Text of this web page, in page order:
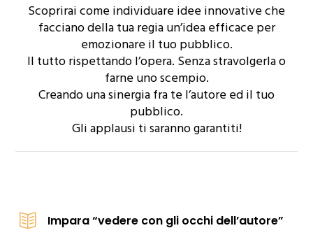
Scoprirai come individuare idee innovative che
facciano della tua regia un’idea efficace per
emozionare il tuo pubblico.
Il tutto rispettando l’opera. Senza stravolgerla o
farne uno scempio.
Creando una sinergia fra te l’autore ed il tuo
pubblico.
Gli applausi ti saranno garantiti!
Impara “vedere con gli occhi dell’autore”